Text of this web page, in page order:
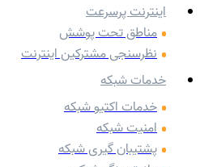
اینترنت پرسرعت
مناطق تحت پوشش
نظرسنجی مشترکین اینترنت
خدمات شبکه
خدمات اکتیو شبکه
امنیت شبکه
پشتیبان گیری شبکه